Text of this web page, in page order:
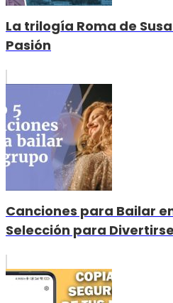
La trilogía Roma de
Pasión
Canciones para Bailar
Selección para